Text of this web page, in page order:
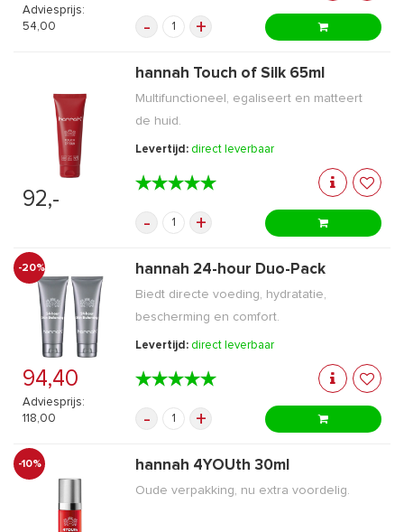
Adviesprijs:
54,00
- +
92,-
hannah Touch of Silk 65ml
Multifunctioneel, egaliseert en matteert
de huid.
Levertijd: direct leverbaar
★★★★★
★★★★★
- +
-20%
94,40
Adviesprijs:
118,00
hannah 24-hour Duo-Pack
Biedt directe voeding, hydratatie,
bescherming en comfort.
Levertijd: direct leverbaar
★★★★★
★★★★★
- +
-10% hannah 4YOUth 30ml
Oude verpakking, nu extra voordelig.